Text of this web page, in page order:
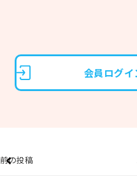
会員ログ
前の投稿